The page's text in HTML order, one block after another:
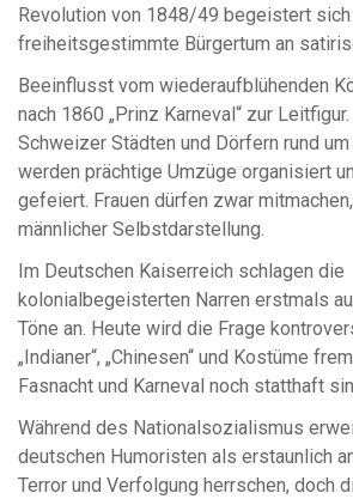
Revolution von 1848/49 begeistert
freiheitsgestimmte Bürgertum an
Beeinflusst vom wiederaufblühenden
nach 1860 „Prinz Karneval“ zur
Schweizer Städten und Dörfern rund
werden prächtige Umzüge organisiert
gefeiert. Frauen dürfen zwar
männlicher Selbstdarstellung.
Im Deutschen Kaiserreich schlagen die
kolonialbegeisterten Narren erstmals
Töne an. Heute wird die Frage
„Indianer“, „Chinesen“ und Kostüme
Fasnacht und Karneval noch statthaft
Während des Nationalsozialismus
deutschen Humoristen als erstaunlich
Terror und Verfolgung herrschen, doch